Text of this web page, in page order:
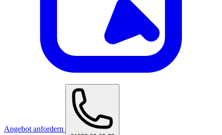
Angebot anfordern